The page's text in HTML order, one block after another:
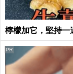
檸檬加它，堅持一
PR